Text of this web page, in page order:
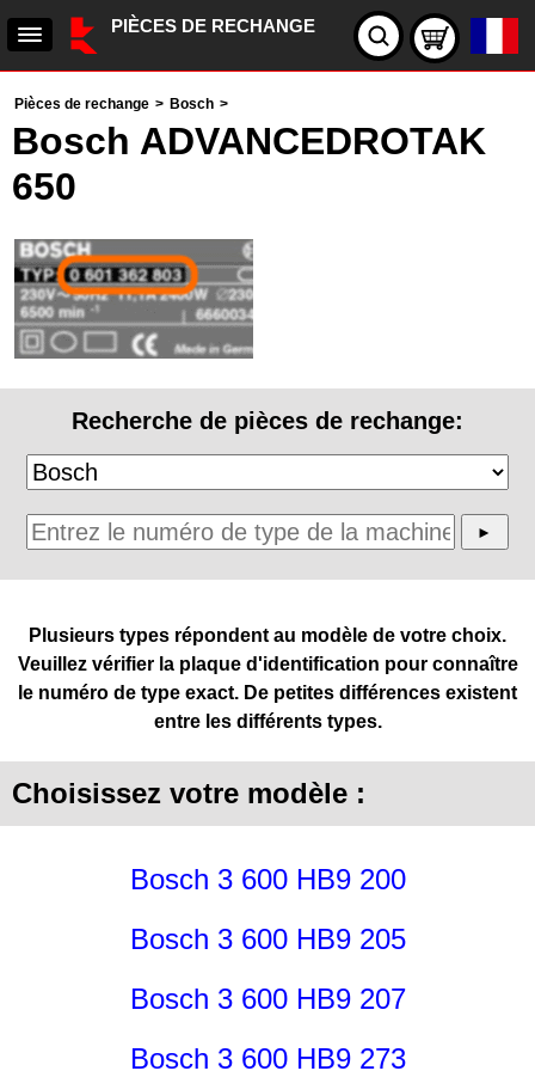
PIÈCES DE RECHANGE
Pièces de rechange > Bosch >
Bosch ADVANCEDROTAK
650
Recherche de pièces de rechange:
Plusieurs types répondent au modèle de votre choix.
Veuillez vérifier la plaque d'identification pour connaître
le numéro de type exact. De petites différences existent
entre les différents types.
Choisissez votre modèle :
Bosch 3 600 HB9 200
Bosch 3 600 HB9 205
Bosch 3 600 HB9 207
Bosch 3 600 HB9 273